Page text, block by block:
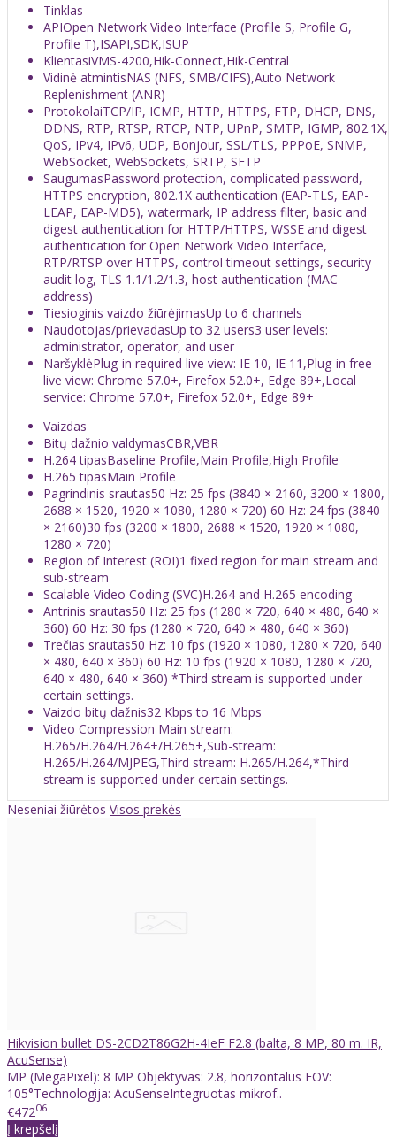
Tinklas
APIOpen Network Video Interface (Profile S, Profile G,
Profile T),ISAPI,SDK,ISUP
KlientasiVMS-4200,Hik-Connect,Hik-Central
Vidinė atmintisNAS (NFS, SMB/CIFS),Auto Network
Replenishment (ANR)
ProtokolaiTCP/IP, ICMP, HTTP, HTTPS, FTP, DHCP, DNS,
DDNS, RTP, RTSP, RTCP, NTP, UPnP, SMTP, IGMP, 802.1X,
QoS, IPv4, IPv6, UDP, Bonjour, SSL/TLS, PPPoE, SNMP,
WebSocket, WebSockets, SRTP, SFTP
SaugumasPassword protection, complicated password,
HTTPS encryption, 802.1X authentication (EAP-TLS, EAP-
LEAP, EAP-MD5), watermark, IP address filter, basic and
digest authentication for HTTP/HTTPS, WSSE and digest
authentication for Open Network Video Interface,
RTP/RTSP over HTTPS, control timeout settings, security
audit log, TLS 1.1/1.2/1.3, host authentication (MAC
address)
Tiesioginis vaizdo žiūrėjimasUp to 6 channels
Naudotojas/prievadasUp to 32 users3 user levels:
administrator, operator, and user
NaršyklėPlug-in required live view: IE 10, IE 11,Plug-in free
live view: Chrome 57.0+, Firefox 52.0+, Edge 89+,Local
service: Chrome 57.0+, Firefox 52.0+, Edge 89+
Vaizdas
Bitų dažnio valdymasCBR,VBR
H.264 tipasBaseline Profile,Main Profile,High Profile
H.265 tipasMain Profile
Pagrindinis srautas50 Hz: 25 fps (3840 × 2160, 3200 × 1800,
2688 × 1520, 1920 × 1080, 1280 × 720) 60 Hz: 24 fps (3840
× 2160)30 fps (3200 × 1800, 2688 × 1520, 1920 × 1080,
1280 × 720)
Region of Interest (ROI)1 fixed region for main stream and
sub-stream
Scalable Video Coding (SVC)H.264 and H.265 encoding
Antrinis srautas50 Hz: 25 fps (1280 × 720, 640 × 480, 640 ×
360) 60 Hz: 30 fps (1280 × 720, 640 × 480, 640 × 360)
Trečias srautas50 Hz: 10 fps (1920 × 1080, 1280 × 720, 640
× 480, 640 × 360) 60 Hz: 10 fps (1920 × 1080, 1280 × 720,
640 × 480, 640 × 360) *Third stream is supported under
certain settings.
Vaizdo bitų dažnis32 Kbps to 16 Mbps
Video Compression Main stream:
H.265/H.264/H.264+/H.265+,Sub-stream:
H.265/H.264/MJPEG,Third stream: H.265/H.264,*Third
stream is supported under certain settings.
Neseniai žiūrėtos Visos prekės
Hikvision bullet DS-2CD2T86G2H-4IeF F2.8 (balta, 8 MP, 80 m. IR,
AcuSense)
MP (MegaPixel): 8 MP Objektyvas: 2.8, horizontalus FOV:
105°Technologija: AcuSenseIntegruotas mikrof..
€47206
Į krepšelį